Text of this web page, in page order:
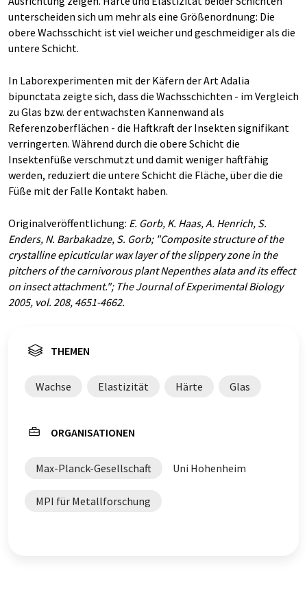
unterscheiden sich um mehr als eine Größenordnung: Die
obere Wachsschicht ist viel weicher und geschmeidiger als die
untere Schicht.
In Laborexperimenten mit der Käfern der Art Adalia
bipunctata zeigte sich, dass die Wachsschichten - im Vergleich
zu Glas bzw. der entwachsten Kannenwand als
Referenzoberflächen - die Haftkraft der Insekten signifikant
verringerten. Während durch die obere Schicht die
Insektenfüße verschmutzt und damit weniger haftfähig
werden, reduziert die untere Schicht die Fläche, über die die
Füße mit der Falle Kontakt haben.
Originalveröffentlichung: E. Gorb, K. Haas, A. Henrich, S.
Enders, N. Barbakadze, S. Gorb; "Composite structure of the
crystalline epicuticular wax layer of the slippery zone in the
pitchers of the carnivorous plant Nepenthes alata and its effect
on insect attachment."; The Journal of Experimental Biology
2005, vol. 208, 4651-4662.
THEMEN
Wachse Elastizität Härte Glas
ORGANISATIONEN
Max-Planck-Gesellschaft Uni Hohenheim
MPI für Metallforschung